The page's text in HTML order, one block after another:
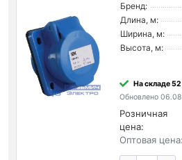
Бренд:
Длина, м:
Ширина, м:
Высота, м:
На складе
Обновлено
Розничная
цена:
Оптовая цена: